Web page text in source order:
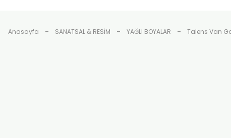
Anasayfa SANATSAL & RESİM YAĞLI BOYALAR Talens Van